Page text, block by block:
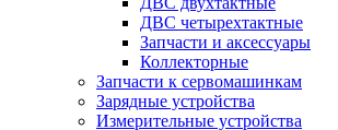
ДВС четырехтактные
Запчасти и аксессуары
Коллекторные
Запчасти к сервомашинкам
Зарядные устройства
Измерительные устройства